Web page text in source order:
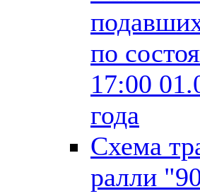
по
17:00
года
Схема
ралли